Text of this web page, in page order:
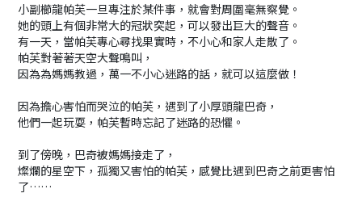
小副櫛龍帕芙一旦專注於某件事，就會對周圍毫無察覺。
她的頭上有個非常大的冠狀突起，可以發出巨大的聲音。
有一天，當帕芙專心尋找果實時，不小心和家人走散了。
帕芙對著著天空大聲鳴叫，
因為為媽媽教過，萬一不小心迷路的話，就可以這麼做！
因為擔心害怕而哭泣的帕芙，遇到了小厚頭龍巴奇，
他們一起玩耍，帕芙暫時忘記了迷路的恐懼。
到了傍晚，巴奇被媽媽接走了，
燦爛的星空下，孤獨又害怕的帕芙，感覺比遇到巴奇之前更害怕
了……